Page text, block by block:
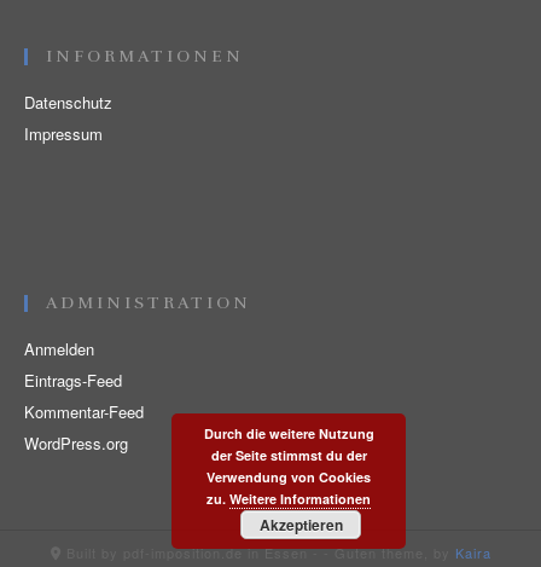
INFORMATIONEN
Datenschutz
Impressum
ADMINISTRATION
Anmelden
Eintrags-Feed
Kommentar-Feed
WordPress.org
Built by pdf-imposition.de in Essen -- Guten theme, by Kaira
Durch die weitere Nutzung
der Seite stimmst du der
Verwendung von Cookies
zu. Weitere Informationen
Akzeptieren